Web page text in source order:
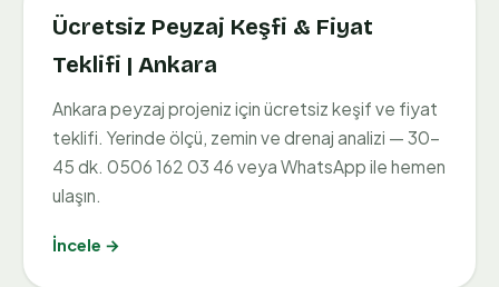
Ücretsiz Peyzaj Keşfi & Fiyat
Teklifi | Ankara
Ankara peyzaj projeniz için ücretsiz keşif ve fiyat
teklifi. Yerinde ölçü, zemin ve drenaj analizi — 30-
45 dk. 0506 162 03 46 veya WhatsApp ile hemen
ulaşın.
İncele →